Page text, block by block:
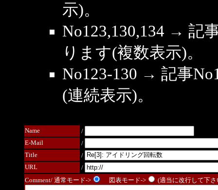
示)。
No123,130,134 → 記
ります(複数表示)。
No123-130 → 記事
(連続表示)。
Name
/
E-Mail
/
Title
/
URL
/
Comment/ 通常モード->
図表モード-> (適当に改行して下